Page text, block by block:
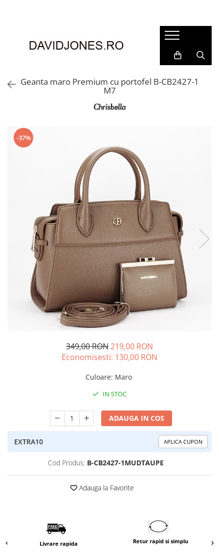
Accesorii
Genti din piele
Incaltaminte
Cizme si botine
Geanta maro Premium cu portofel B-CB2427-1
M7
-37%
349,00 RON219,00 RON
Economisesti: 130,00 RON
Culoare: Maro
IN STOC
ADAUGA IN COS
EXTRA10 APLICA CUPON
Cod Produs: B-CB2427-1MUDTAUPE
Adauga la Favorite
Livrare rapida Retur rapid si simplu